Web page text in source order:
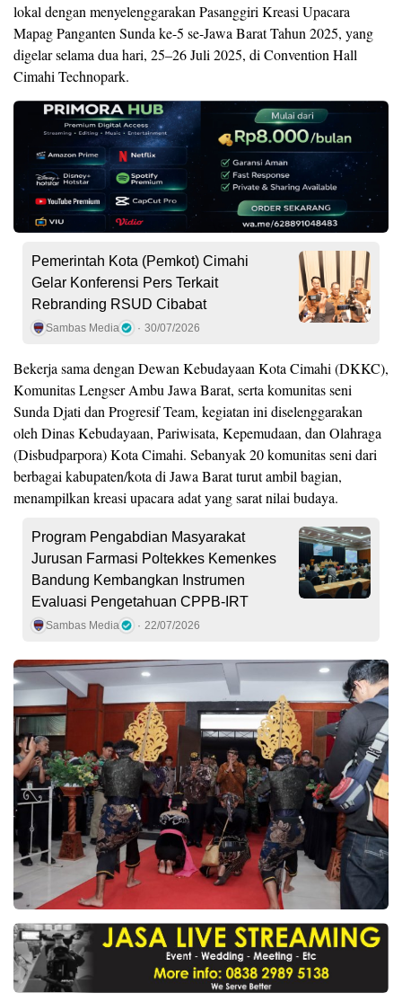
lokal dengan menyelenggarakan Pasanggiri Kreasi Upacara
Mapag Panganten Sunda ke-5 se-Jawa Barat Tahun 2025, yang
digelar selama dua hari, 25–26 Juli 2025, di Convention Hall
Cimahi Technopark.
Pemerintah Kota (Pemkot) Cimahi
Gelar Konferensi Pers Terkait
Rebranding RSUD Cibabat
Sambas Media 30/07/2026
Bekerja sama dengan Dewan Kebudayaan Kota Cimahi (DKKC),
Komunitas Lengser Ambu Jawa Barat, serta komunitas seni
Sunda Djati dan Progresif Team, kegiatan ini diselenggarakan
oleh Dinas Kebudayaan, Pariwisata, Kepemudaan, dan Olahraga
(Disbudparpora) Kota Cimahi. Sebanyak 20 komunitas seni dari
berbagai kabupaten/kota di Jawa Barat turut ambil bagian,
menampilkan kreasi upacara adat yang sarat nilai budaya.
Program Pengabdian Masyarakat
Jurusan Farmasi Poltekkes Kemenkes
Bandung Kembangkan Instrumen
Evaluasi Pengetahuan CPPB-IRT
Sambas Media 22/07/2026